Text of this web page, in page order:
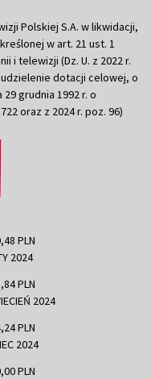
Polskiej S.A. w likwidacji,
w art. 21 ust. 1
i telewizji (Dz. U. z 2022 r.
dotacji celowej, o
grudnia 1992 r. o
oraz z 2024 r. poz. 96)
PLN
2024
PLN
2024
PLN
2024
PLN